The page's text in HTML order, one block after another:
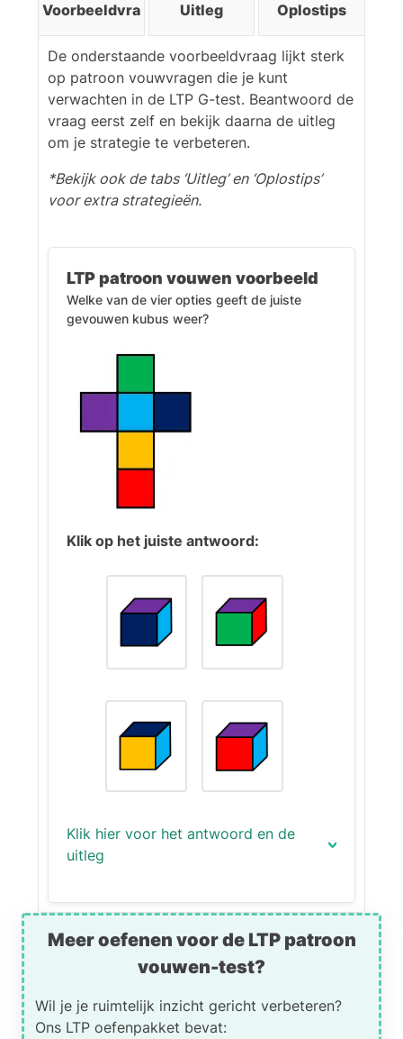
Voorbeeldvragen Uitleg Oplostips
De onderstaande voorbeeldvraag lijkt sterk
op patroon vouwvragen die je kunt
verwachten in de LTP G-test. Beantwoord de
vraag eerst zelf en bekijk daarna de uitleg
om je strategie te verbeteren.
*Bekijk ook de tabs ‘Uitleg’ en ‘Oplostips’
voor extra strategieën.
LTP patroon vouwen voorbeeld
Welke van de vier opties geeft de juiste
gevouwen kubus weer?
Klik op het juiste antwoord:
Klik hier voor het antwoord en de
uitleg
Het juiste antwoord is (B):
Uitleg:
het rode vlak aan het groene
bevestigt, komt het paarse vlak
Meer oefenen voor de LTP patroon
vouwen-test?
Wil je je ruimtelijk inzicht gericht verbeteren?
Ons LTP oefenpakket bevat: